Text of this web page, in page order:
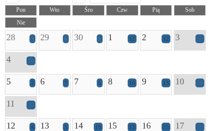
Pon Wto Śro Czw Pią
Sob
Nie
28 3 29 6 30 6 1 12 2 12 3 23
4 14
5 3 6 7 7 5 8 16 9 13 10 28
11 17
12 4 13 5 14 10 15 13 16 15 17 20